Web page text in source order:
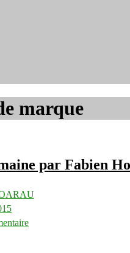
marque
par Fabien
Protection